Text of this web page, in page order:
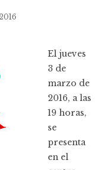
El jueves
3 de
marzo de
2016, a las
19 horas,
se
presenta
en el